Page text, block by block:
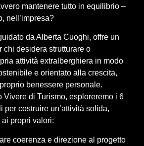
mantenere tutto in equilibrio –
nell’impresa?
da Alberta Cuoghi, offre un
chi desidera strutturare o
attività extralberghiera in modo
e orientato alla crescita,
benessere personale.
Vivere di Turismo, esploreremo i 6
per costruire un’attività solida,
propri valori:
coerenza e direzione al progetto